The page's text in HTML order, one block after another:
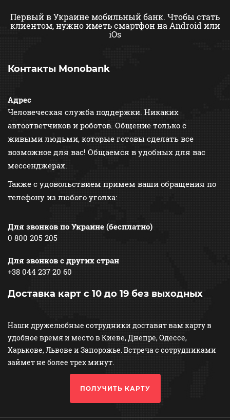
Первый в Украине мобильный банк. Чтобы стать
клиентом,нужно иметь смартфон на Android или
iOs
Контакты Monobank
Адрес
Человеческая служба поддержки. Никаких
автоответчиков и роботов. Общение только с
живыми людьми, которые готовы сделать все
возможное для вас! Общаемся в удобных для вас
мессенджерах.
Также с удовольствием примем ваши обращения по
телефону из любого уголка:
Для звонков по Украине (бесплатно)
0 800 205 205
Для звонков с других стран
+38 044 237 20 60
Доставка карт с 10 до 19 без выходных
Наши дружелюбные сотрудники доставят вам карту в
удобное время и место в Киеве, Днепре, Одессе,
Харькове, Львове и Запорожье. Встреча с сотрудниками
займет не более трех минут.
ПОЛУЧИТЬ КАРТУ